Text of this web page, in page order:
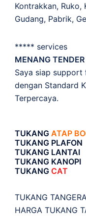
Kontrakkan, Ruko,
Gudang, Pabrik,
***** services
MENANG
Saya siap support
dengan Standard
Terpercaya.
TUKANG ATAP
TUKANG PLAFON
TUKANG LANTAI
TUKANG KANOPI
TUKANG CAT
TUKANG
HARGA TUKANG